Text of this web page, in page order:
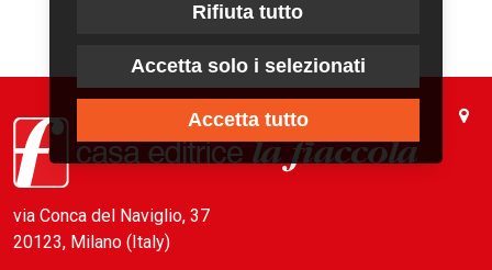
via Conca del Naviglio, 37
20123, Milano (Italy)
Rifiuta tutto
Accetta solo i selezionati
Accetta tutto